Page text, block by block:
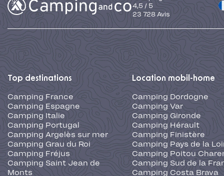
4,5 / 5
23 728 Avis
Top destinations
Camping France
Camping Espagne
Camping Italie
Camping Portugal
Camping Argelès sur mer
Camping Grau du Roi
Camping Fréjus
Camping Saint Jean de
Monts
Location mobil-home
Camping Dordogne
Camping Var
Camping Gironde
Camping Hérault
Camping Finistère
Camping Pays de la
Camping Poitou
Camping Sud de la
Camping Costa Brava